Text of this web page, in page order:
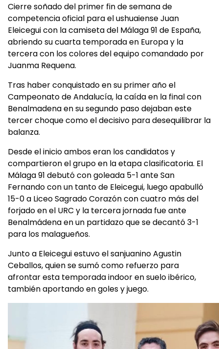
Cierre soñado del primer fin de semana de
competencia oficial para el ushuaiense Juan
Eleicegui con la camiseta del Málaga 91 de España,
abriendo su cuarta temporada en Europa y la
tercera con los colores del equipo comandado por
Juanma Requena.
Tras haber conquistado en su primer año el
Campeonato de Andalucía, la caída en la final con
Benalmadena en su segundo paso dejaban este
tercer choque como el decisivo para desequilibrar la
balanza.
Desde el inicio ambos eran los candidatos y
compartieron el grupo en la etapa clasificatoria. El
Málaga 91 debutó con goleada 5-1 ante San
Fernando con un tanto de Eleicegui, luego apabulló
15-0 a Liceo Sagrado Corazón con cuatro más del
forjado en el URC y la tercera jornada fue ante
Benalmádena en un partidazo que se decantó 3-1
para los malagueños.
Junto a Eleicegui estuvo el sanjuanino Agustin
Ceballos, quien se sumó como refuerzo para
afrontar esta temporada indoor en suelo ibérico,
también aportando en goles y juego.